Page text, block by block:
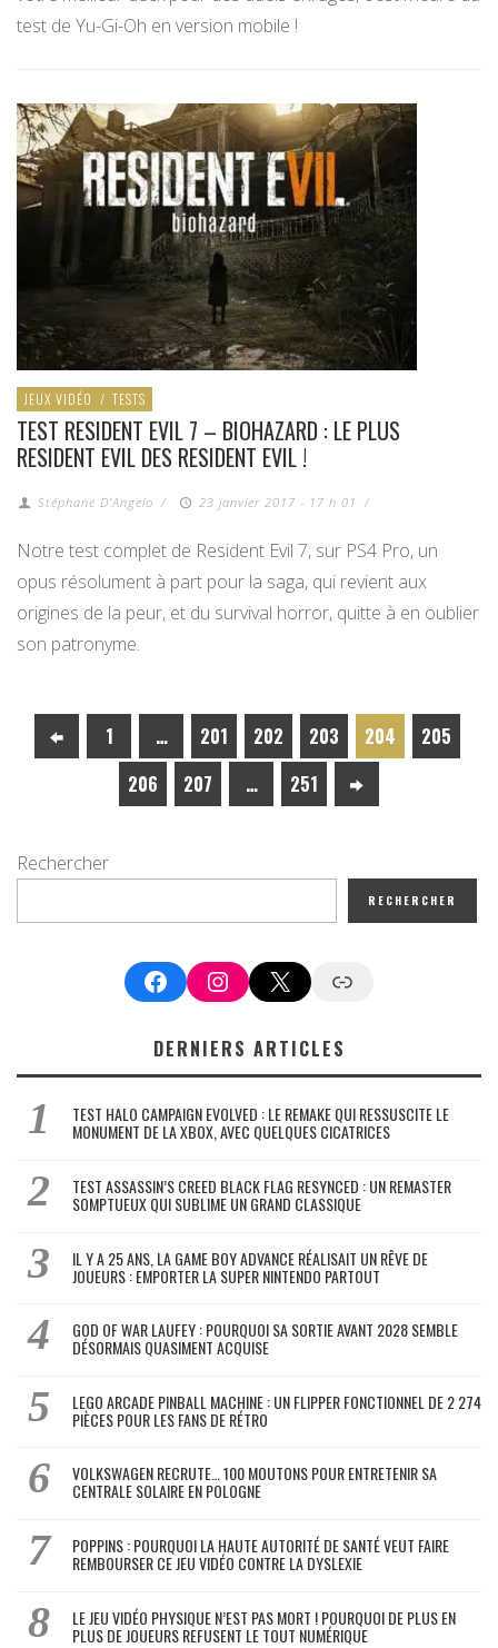
test de Yu-Gi-Oh en version mobile !
JEUX VIDÉO / TESTS
TEST RESIDENT EVIL 7 – BIOHAZARD : LE PLUS
RESIDENT EVIL DES RESIDENT EVIL !
Stéphane D'Angelo / 23 janvier 2017 - 17 h 01 /
Notre test complet de Resident Evil 7, sur PS4 Pro, un
opus résolument à part pour la saga, qui revient aux
origines de la peur, et du survival horror, quitte à en oublier
son patronyme.
1 … 201 202 203 204
205
206
207 … 251
Rechercher
RECHERCHER
FacebookInstagram
X Google News
DERNIERS ARTICLES
TEST HALO CAMPAIGN EVOLVED : LE REMAKE QUI RESSUSCITE LE
MONUMENT DE LA XBOX, AVEC QUELQUES CICATRICES
TEST ASSASSIN’S CREED BLACK FLAG RESYNCED : UN REMASTER
SOMPTUEUX QUI SUBLIME UN GRAND CLASSIQUE
IL Y A 25 ANS, LA GAME BOY ADVANCE RÉALISAIT UN RÊVE DE
JOUEURS : EMPORTER LA SUPER NINTENDO PARTOUT
GOD OF WAR LAUFEY : POURQUOI SA SORTIE AVANT 2028 SEMBLE
DÉSORMAIS QUASIMENT ACQUISE
LEGO ARCADE PINBALL MACHINE : UN FLIPPER FONCTIONNEL DE 2 274
PIÈCES POUR LES FANS DE RÉTRO
VOLKSWAGEN RECRUTE… 100 MOUTONS POUR ENTRETENIR SA
CENTRALE SOLAIRE EN POLOGNE
POPPINS : POURQUOI LA HAUTE AUTORITÉ DE SANTÉ VEUT FAIRE
REMBOURSER CE JEU VIDÉO CONTRE LA DYSLEXIE
LE JEU VIDÉO PHYSIQUE N’EST PAS MORT ! POURQUOI DE PLUS EN
PLUS DE JOUEURS REFUSENT LE TOUT NUMÉRIQUE